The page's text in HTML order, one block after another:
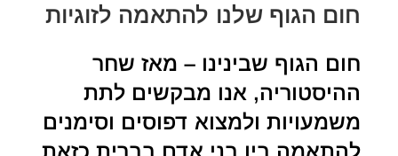
חום הגוף שלנו להתאמה לזוגיות
חום הגוף שבינינו – מאז שחר
ההיסטוריה, אנו מבקשים לתת
משמעויות ולמצוא דפוסים וסימנים
להתאמה בין בני אדם בברית כזאת